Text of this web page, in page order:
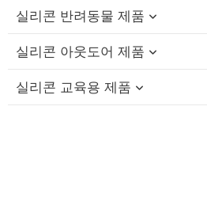
실리콘 반려동물 제품
실리콘 고양이 이빨 장난감
실리콘 반려견 씹는 장난감
실리콘 아웃도어 제품
실리콘 접이식 컵
실리콘 교육용 제품